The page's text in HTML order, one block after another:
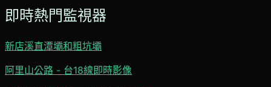
即時熱門監視器
新店溪直潭壩和粗坑壩
阿里山公路 - 台18線即時影像